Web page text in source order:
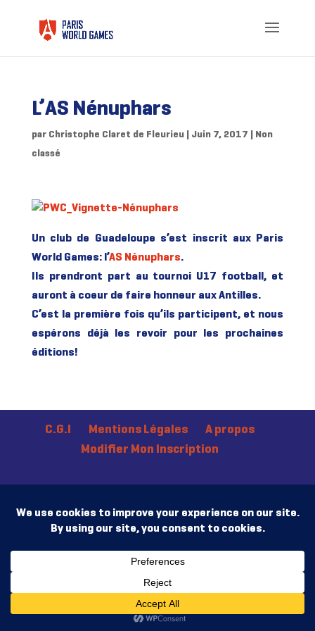
L’AS Nénuphars
par Christophe Claret de Fleurieu| Juin 7, 2017 Non
classé
Un club de Guadeloupe s’est inscrit aux Paris
World Games: l’AS Nénuphars.
Ils prendront part au tournoi U17 football, et
auront à coeur de faire honneur aux Antilles.
C’est la première fois qu’ils participent, et nous
espérons déjà les revoir pour les prochaines
éditions!
C.G.I Mentions Légales
A propos
Modifier Mon Inscription